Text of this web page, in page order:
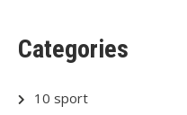
Categories
10 sport